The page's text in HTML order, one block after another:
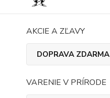
AKCIE A ZĽAVY
DOPRAVA ZDARMA
VARENIE V PRÍRODE